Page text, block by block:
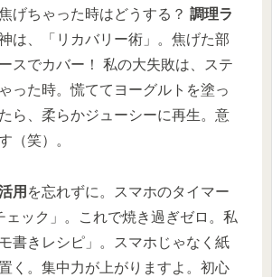
げちゃった時はどうする？ 調理ラ
は、「リカバリー術」。焦げた部
スでカバー！ 私の大失敗は、ステ
った時。慌ててヨーグルトを塗っ
ら、柔らかジューシーに再生。意
（笑）。
用 を忘れずに。スマホのタイマー
ェック」。これで焼き過ぎゼロ。私
書きレシピ」。スマホじゃなく紙
く。集中力が上がりますよ。初心